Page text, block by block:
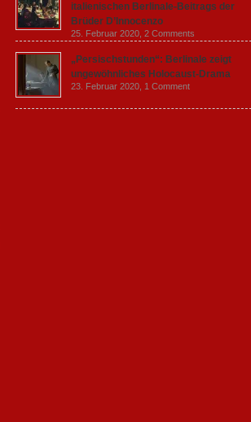
italienischen Berlinale-Beitrags der
Brüder D’Innocenzo
25. Februar 2020, 2 Comments
„Persischstunden“: Berlinale zeigt
ungewöhnliches Holocaust-Drama
23. Februar 2020, 1 Comment